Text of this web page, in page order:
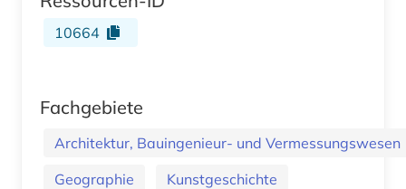
10664
Fachgebiete
Architektur, Bauingenieur- und Vermessungswesen
Geographie
Kunstgeschichte